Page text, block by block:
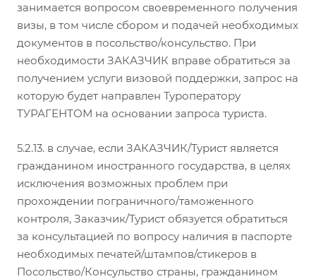
занимается вопросом своевременного получения
визы, в том числе сбором и подачей необходимых
документов в посольство/консульство. При
необходимости ЗАКАЗЧИК вправе обратиться за
получением услуги визовой поддержки, запрос на
которую будет направлен Туроператору
ТУРАГЕНТОМ на основании запроса туриста.
5.2.13. в случае, если ЗАКАЗЧИК/Турист является
гражданином иностранного государства, в целях
исключения возможных проблем при
прохождении пограничного/таможенного
контроля, Заказчик/Турист обязуется обратиться
за консультацией по вопросу наличия в паспорте
необходимых печатей/штампов/стикеров в
Посольство/Консульство страны, гражданином